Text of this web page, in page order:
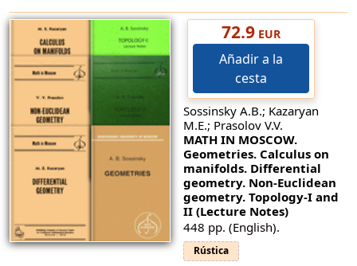
72.9EUR
Añadir a la
cesta
Sossinsky A.B.; Kazaryan
M.E.; Prasolov V.V.
MATH IN MOSCOW.
Geometries. Calculus on
manifolds. Differential
geometry. Non-Euclidean
geometry. Topology-I and
II (Lecture Notes)
448 pp. (English).
Rústica